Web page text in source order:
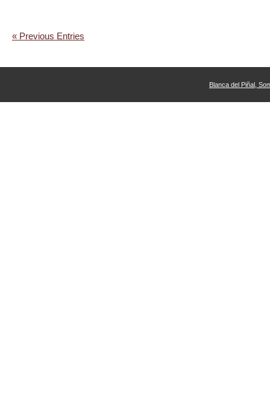
« Previous Entries
Blanca del Piñal,